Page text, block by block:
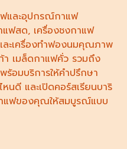
และอุปกรณ์กาแฟ
แฟสด, เครื่องชงกาแฟ
ะเครื่องทำฟองนมคุณภาพ
า เมล็ดกาแฟคั่ว รวมถึง
อมบริการให้คำปรึกษา
หนดี และเปิดคอร์สเรียนบาริ
แฟของคุณให้สมบูรณ์แบบ